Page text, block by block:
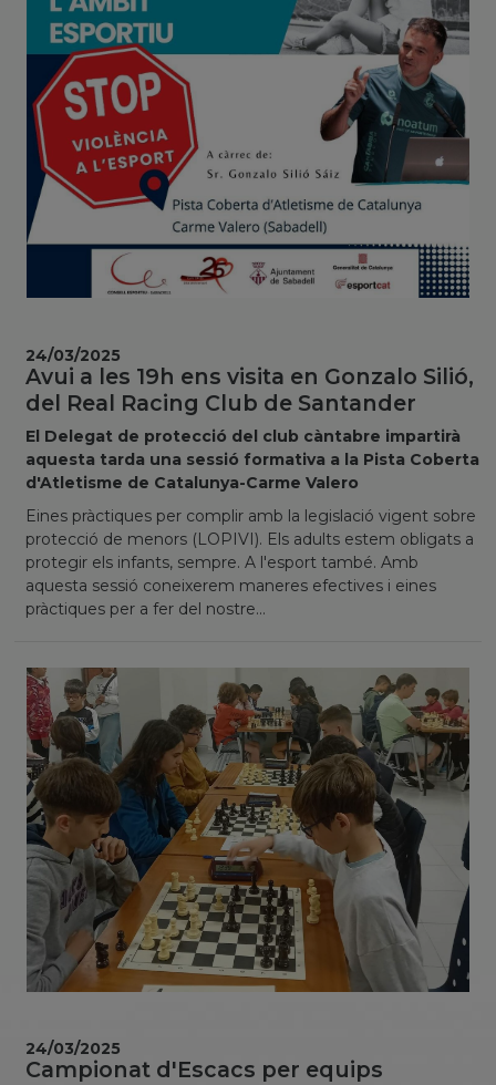
Avui a les 19h ens visita en Gonzalo Silió,
del Real Racing Club de Santander
El Delegat de protecció del club càntabre impartirà
aquesta tarda una sessió formativa a la Pista Coberta
d'Atletisme de Catalunya-Carme Valero
Eines pràctiques per complir amb la legislació vigent sobre
protecció de menors (LOPIVI). Els adults estem obligats a
protegir els infants, sempre. A l'esport també. Amb
aquesta sessió coneixerem maneres efectives i eines
pràctiques per a fer del nostre...
24/03/2025
Campionat d'Escacs per equips
24/03/2025